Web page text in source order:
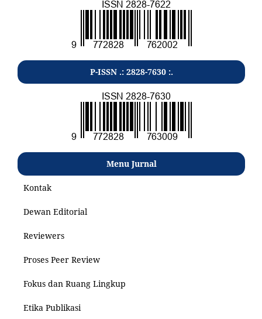
P-ISSN .: 2828-7630 :.
Menu Jurnal
Kontak
Dewan Editorial
Reviewers
Proses Peer Review
Fokus dan Ruang Lingkup
Etika Publikasi